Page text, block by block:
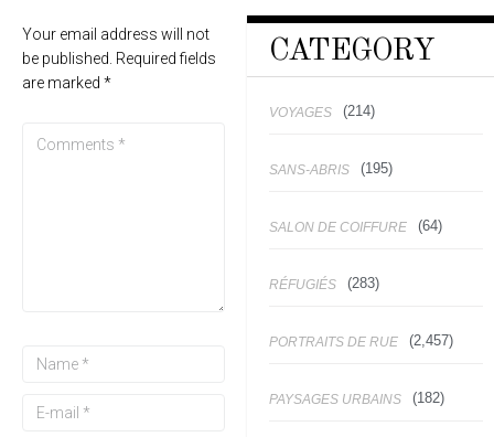
Your email address will not
be published. Required fields
are marked *
CATEGORY
VOYAGES (214)
SANS-ABRIS (195)
SALON DE COIFFURE (64)
RÉFUGIÉS (283)
PORTRAITS DE RUE (2,457)
PAYSAGES URBAINS (182)